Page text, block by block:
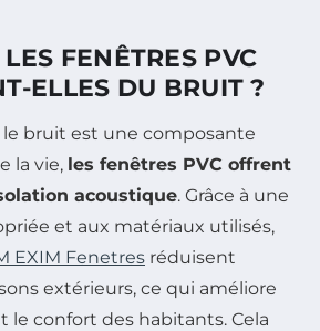
FENÊTRES PVC
ELLES DU BRUIT ?
le bruit est une composante
la vie, les fenêtres PVC offrent
acoustique. Grâce à une
et aux matériaux utilisés,
EXIM Fenetres réduisent
extérieurs, ce qui améliore
le confort des habitants. Cela